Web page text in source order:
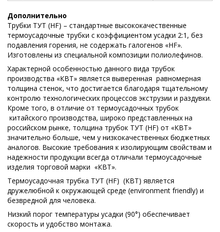
Дополнительно
Трубки ТУТ (HF) – стандартные высококачественные
термоусадочные трубки с коэффициентом усадки 2:1, без
подавления горения, не содержать галогенов «HF».
Изготовлены из специальной композиции полиолефинов.
Характерной особенностью данного вида трубок
производства «КВТ» является выверенная равномерная
толщина стенок, что достигается благодаря тщательному
контролю технологических процессов экструзии и раздувки.
Кроме того, в отличие от термоусадочных трубок
китайского производства, широко представленных на
российском рынке, толщина трубок ТУТ (HF) от «КВТ»
значительно больше, чем у низкокачественных бюджетных
аналогов. Высокие требования к изолирующим свойствам и
надежности продукции всегда отличали термоусадочные
изделия торговой марки «КВТ».
Термоусадочная трубка ТУТ (HF) (КВТ) является
дружелюбной к окружающей среде (environment friendly) и
безвредной для человека.
Низкий порог температуры усадки (90°) обеспечивает
скорость и удобство монтажа.